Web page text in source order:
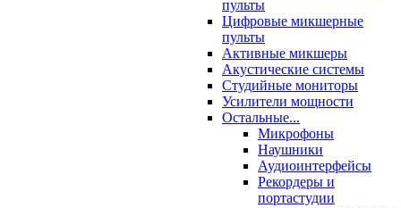
пульты
Цифровые микшерные
пульты
Активные микшеры
Акустические системы
Студийные мониторы
Усилители мощности
Остальные...
Микрофоны
Наушники
Аудиоинтерфейсы
Рекордеры и
портастудии